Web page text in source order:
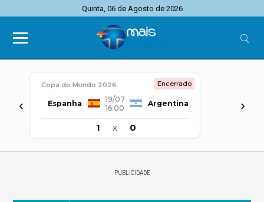
Quinta, 06 de Agosto de 2026
‹
Copa do Mundo 2026 Encerrado
Espanha
19/07
16:00
Argentina
1 x 0
›
PUBLICIDADE